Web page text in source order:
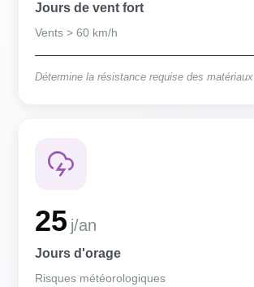
Jours de vent fort
Vents > 60 km/h
Détermine la résistance requise des matériaux
25 j/an
Jours d'orage
Risques météorologiques